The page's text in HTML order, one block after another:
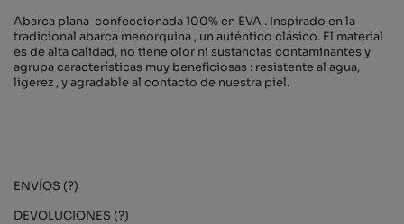
Abarca plana confeccionada 100% en EVA . Inspirado en la
tradicional abarca menorquina , un auténtico clásico. El material
es de alta calidad, no tiene olor ni sustancias contaminantes y
agrupa características muy beneficiosas : resistente al agua,
ligerez , y agradable al contacto de nuestra piel.
ENVÍOS (?)
DEVOLUCIONES (?)